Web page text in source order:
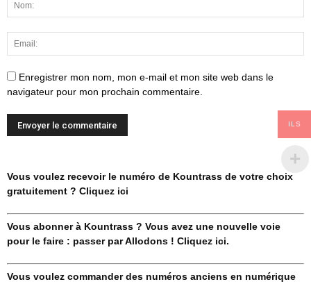
Enregistrer mon nom, mon e-mail et mon site web dans le
navigateur pour mon prochain commentaire.
Vous voulez recevoir le numéro de Kountrass de votre choix
gratuitement ? Cliquez ici
Vous abonner à Kountrass ? Vous avez une nouvelle voie
pour le faire : passer par Allodons ! Cliquez ici.
Vous voulez commander des numéros anciens en numérique
ILS